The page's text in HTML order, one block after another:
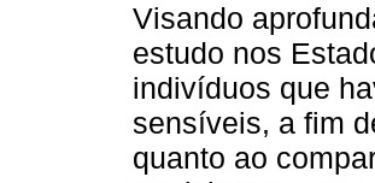
Visando
estudo nos
indivíduos que
sensíveis, a fim
quanto ao